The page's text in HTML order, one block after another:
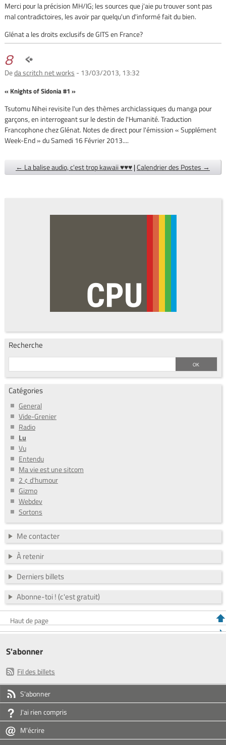
Merci pour la précision MH/IG; les sources que j'aie pu trouver sont pas
mal contradictoires, les avoir par quelqu'un d'informé fait du bien.
Glénat a les droits exclusifs de GITS en France?
8
Deda scritch net works - 13/03/2013, 13:32
« Knights of Sidonia #1 »
Tsutomu Nihei revisite l'un des thèmes archiclassiques du manga pour
garçons, en interrogeant sur le destin de l'Humanité. Traduction
Francophone chez Glénat. Notes de direct pour l'émission « Supplément
Week-End » du Samedi 16 Février 2013....
← La balise audio, c'est trop kawaii ♥♥♥|Calendrier des Postes →
Recherche
Catégories
General
Vide-Grenier
Radio
Lu
Vu
Entendu
Ma vie est une sitcom
2 ¢ d'humour
Gizmo
Webdev
Sortons
Me contacter
À retenir
Derniers billets
Abonne-toi ! (c'est gratuit)
Haut de page
S'abonner
Fil des billets
S'abonner
J'ai rien compris
M'écrire